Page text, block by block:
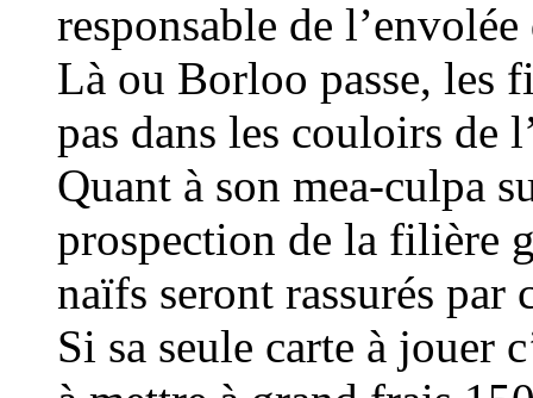
responsable de
Là ou Borloo passe, les
pas dans les couloirs de
Quant à son mea-culpa
prospection de la filière
naïfs seront rassurés par
Si sa seule carte à jouer